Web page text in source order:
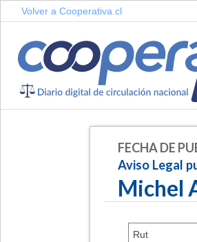
Volver a Cooperativa.cl
FECHA DE
Aviso Legal
Michel
Rut